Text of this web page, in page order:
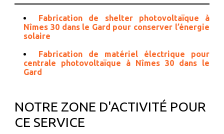
Fabrication de shelter photovoltaïque à
Nîmes 30 dans le Gard pour conserver l’énergie
solaire
Fabrication de matériel électrique pour
centrale photovoltaïque à Nîmes 30 dans le
Gard
NOTRE ZONE D'ACTIVITÉ POUR
CE SERVICE